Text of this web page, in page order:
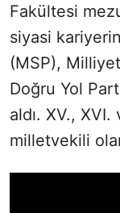
Fakültesi
siyasi
(MSP),
Doğru Yol
aldı. XV.,
milletvekili